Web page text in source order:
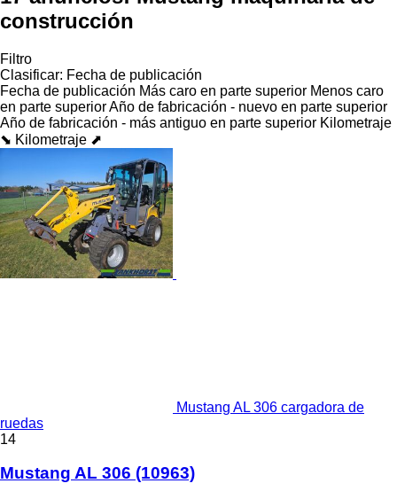
construcción
Filtro
Clasificar: Fecha de publicación
Fecha de publicación Más caro en parte superior Menos caro
en parte superiorAño de fabricación - nuevo en parte superior
Año de fabricación - más antiguo en parte superior Kilometraje
⬊ Kilometraje ⬈
Mustang AL 306 cargadora de
ruedas
14
Mustang AL 306 (10963)